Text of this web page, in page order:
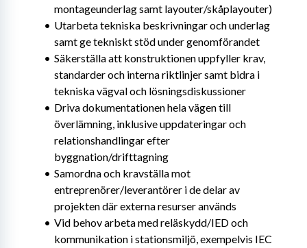
montageunderlag samt layouter/skåplayouter)
Utarbeta tekniska beskrivningar och underlag
samt ge tekniskt stöd under genomförandet
Säkerställa att konstruktionen uppfyller krav,
standarder och interna riktlinjer samt bidra i
tekniska vägval och lösningsdiskussioner
Driva dokumentationen hela vägen till
överlämning, inklusive uppdateringar och
relationshandlingar efter
byggnation/drifttagning
Samordna och kravställa mot
entreprenörer/leverantörer i de delar av
projekten där externa resurser används
Vid behov arbeta med reläskydd/IED och
kommunikation i stationsmiljö, exempelvis IEC